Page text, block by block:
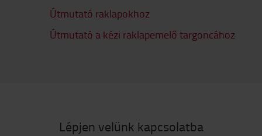
Útmutató raklapokhoz
Útmutató a kézi raklapemelő targoncához
Lépjen velünk kapcsolatba